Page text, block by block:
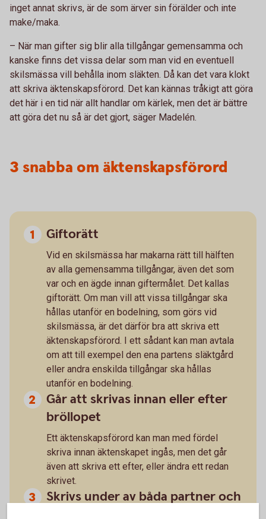
inget annat skrivs, är de som ärver sin förälder och inte
make/maka.
– När man gifter sig blir alla tillgångar gemensamma och
kanske finns det vissa delar som man vid en eventuell
skilsmässa vill behålla inom släkten. Då kan det vara klokt
att skriva äktenskapsförord. Det kan kännas tråkigt att göra
det här i en tid när allt handlar om kärlek, men det är bättre
att göra det nu så är det gjort, säger Madelén.
3 snabba om äktenskapsförord
Giftorätt
Vid en skilsmässa har makarna rätt till hälften
av alla gemensamma tillgångar, även det som
var och en ägde innan giftermålet. Det kallas
giftorätt. Om man vill att vissa tillgångar ska
hållas utanför en bodelning, som görs vid
skilsmässa, är det därför bra att skriva ett
äktenskapsförord. I ett sådant kan man avtala
om att till exempel den ena partens släktgård
eller andra enskilda tillgångar ska hållas
utanför en bodelning.
Går att skrivas innan eller efter
bröllopet
Ett äktenskapsförord kan man med fördel
skriva innan äktenskapet ingås, men det går
även att skriva ett efter, eller ändra ett redan
skrivet.
Skrivs under av båda partner och